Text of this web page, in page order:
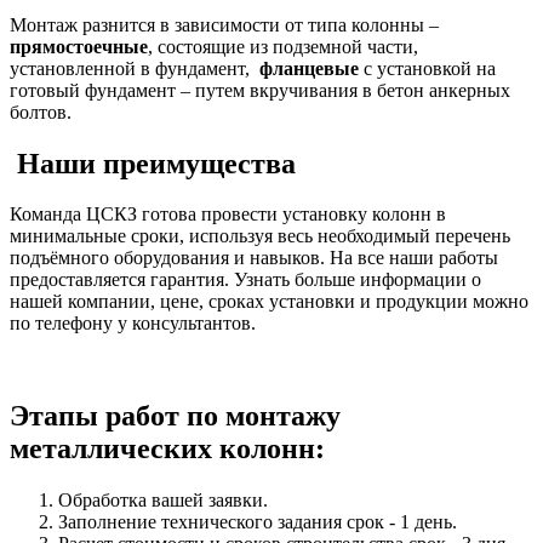
Монтаж разнится в зависимости от типа колонны –
прямостоечные, состоящие из подземной части,
установленной в фундамент, фланцевые с установкой на
готовый фундамент – путем вкручивания в бетон анкерных
болтов.
Наши преимущества
Команда ЦСКЗ готова провести установку колонн в
минимальные сроки, используя весь необходимый перечень
подъёмного оборудования и навыков. На все наши работы
предоставляется гарантия. Узнать больше информации о
нашей компании, цене, сроках установки и продукции можно
по телефону у консультантов.
Этапы работ по монтажу
металлических колонн:
Обработка вашей заявки.
Заполнение технического задания срок - 1 день.